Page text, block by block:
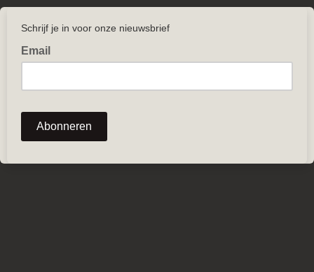
Schrijf je in voor onze nieuwsbrief
Email